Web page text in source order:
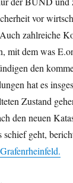
vor
zahlreiche
mit dem was
den
hat es
Zustand
den neuen
geht,